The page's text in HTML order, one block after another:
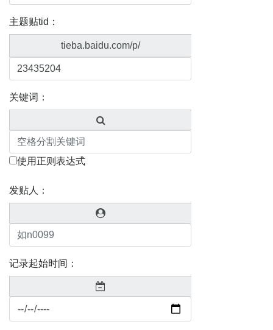
主题贴tid：
tieba.baidu.com/p/
关键词：
使用正则表达式
发贴人：
记录起始时间：